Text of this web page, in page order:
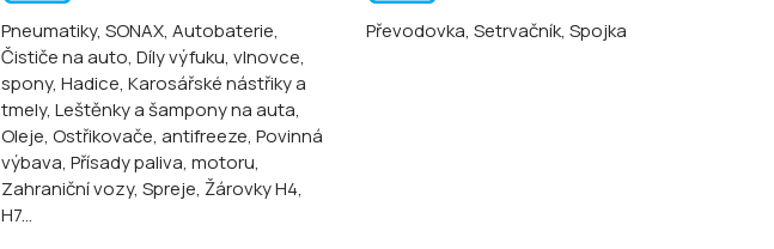
Pneumatiky, SONAX, Autobaterie,
Čističe na auto, Díly výfuku, vlnovce,
spony, Hadice, Karosářské nástřiky a
tmely, Leštěnky a šampony na auta,
Oleje, Ostřikovače, antifreeze, Povinná
výbava, Přísady paliva, motoru,
Zahraniční vozy, Spreje, Žárovky H4,
H7...
Převodovka, Setrvačník, Spojka